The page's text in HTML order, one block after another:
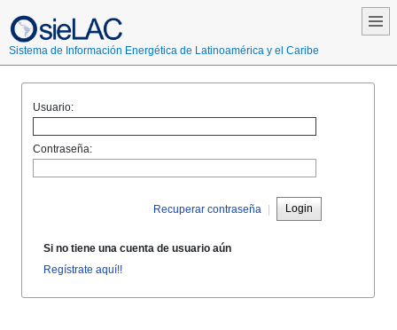
Sistema de Información Energética de Latinoamérica y el Caribe
Usuario:
Contraseña:
Recuperar contraseña | Login
Si no tiene una cuenta de usuario aún
Regístrate aquí!!